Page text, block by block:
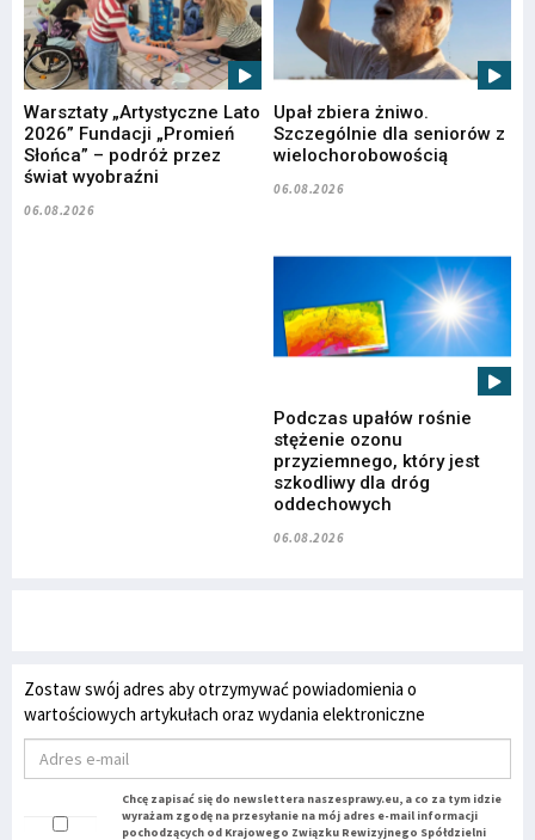
Warsztaty „Artystyczne Lato
2026” Fundacji „Promień
Słońca” – podróż przez
świat wyobraźni
06.08.2026
Upał zbiera żniwo.
Szczególnie dla seniorów z
wielochorobowością
06.08.2026
Podczas upałów rośnie
stężenie ozonu
przyziemnego, który jest
szkodliwy dla dróg
oddechowych
06.08.2026
Zostaw swój adres aby otrzymywać powiadomienia o
wartościowych artykułach oraz wydania elektroniczne
Chcę zapisać się do newslettera naszesprawy.eu, a co za tym idzie
wyrażam zgodę na przesyłanie na mój adres e-mail informacji
pochodzących od Krajowego Związku Rewizyjnego Spółdzielni